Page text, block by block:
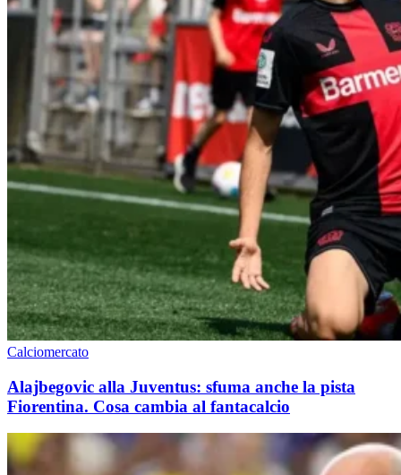
Calciomercato
Alajbegovic alla Juventus: sfuma anche la pista
Fiorentina. Cosa cambia al fantacalcio